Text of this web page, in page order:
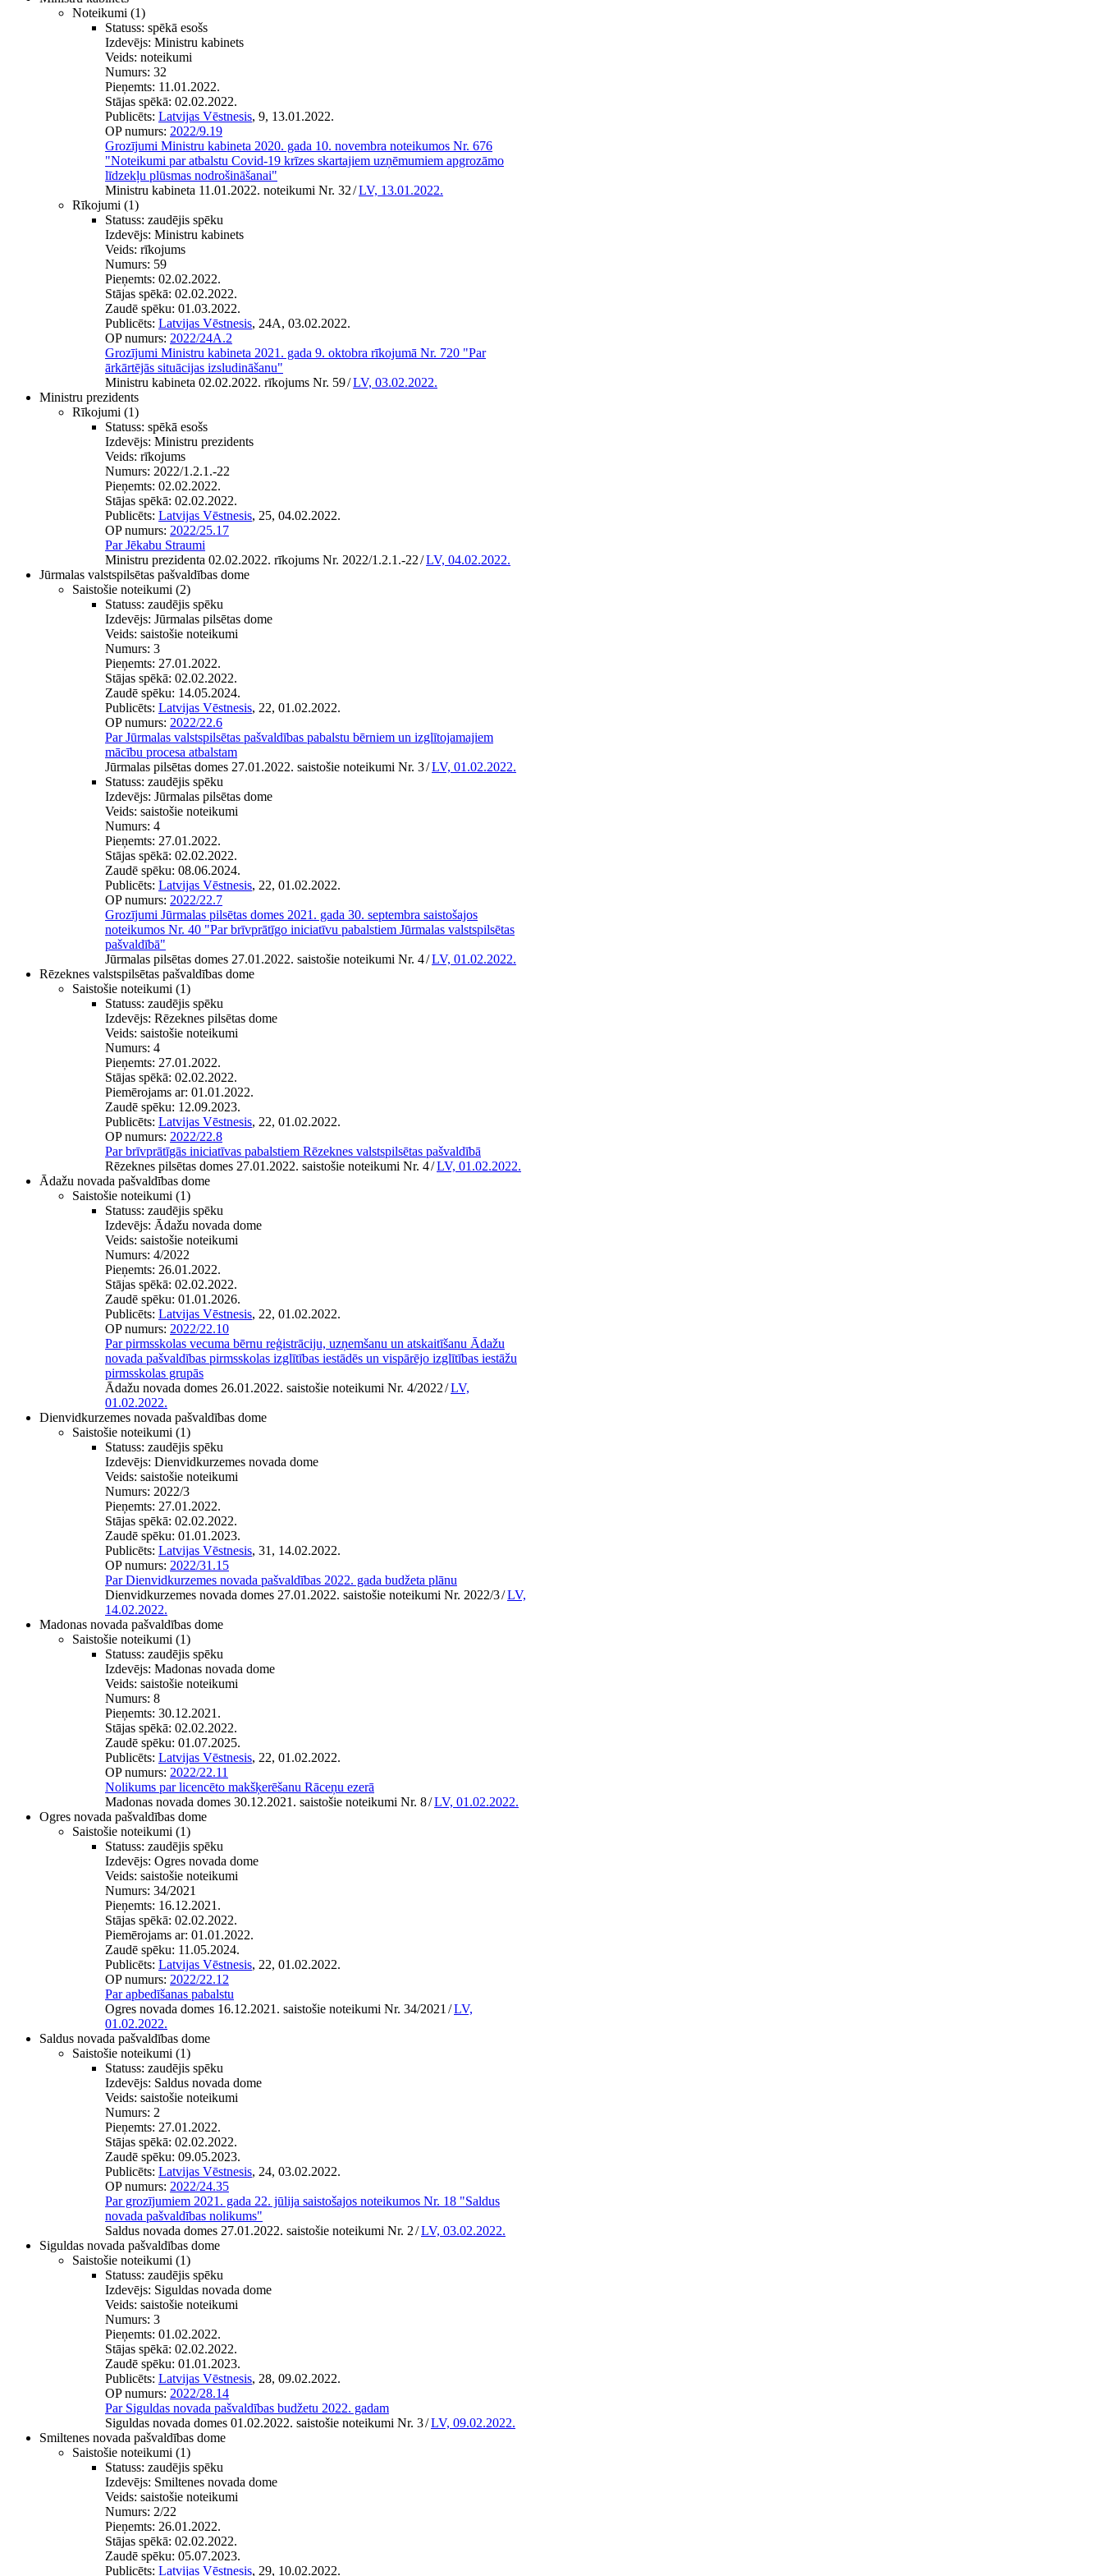
Noteikumi (1)
Statuss: spēkā esošs
Izdevējs: Ministru kabinets
Veids: noteikumi
Numurs: 32
Pieņemts: 11.01.2022.
Stājas spēkā: 02.02.2022.
Publicēts: Latvijas Vēstnesis, 9, 13.01.2022.
OP numurs: 2022/9.19
Grozījumi Ministru kabineta 2020. gada 10. novembra noteikumos Nr. 676
"Noteikumi par atbalstu Covid-19 krīzes skartajiem uzņēmumiem apgrozāmo
līdzekļu plūsmas nodrošināšanai"
Ministru kabineta 11.01.2022. noteikumi Nr. 32/LV, 13.01.2022.
Rīkojumi (1)
Statuss: zaudējis spēku
Izdevējs: Ministru kabinets
Veids: rīkojums
Numurs: 59
Pieņemts: 02.02.2022.
Stājas spēkā: 02.02.2022.
Zaudē spēku: 01.03.2022.
Publicēts: Latvijas Vēstnesis, 24A, 03.02.2022.
OP numurs: 2022/24A.2
Grozījumi Ministru kabineta 2021. gada 9. oktobra rīkojumā Nr. 720 "Par
ārkārtējās situācijas izsludināšanu"
Ministru kabineta 02.02.2022. rīkojums Nr. 59/LV, 03.02.2022.
Ministru prezidents
Rīkojumi (1)
Statuss: spēkā esošs
Izdevējs: Ministru prezidents
Veids: rīkojums
Numurs: 2022/1.2.1.-22
Pieņemts: 02.02.2022.
Stājas spēkā: 02.02.2022.
Publicēts: Latvijas Vēstnesis, 25, 04.02.2022.
OP numurs: 2022/25.17
Par Jēkabu Straumi
Ministru prezidenta 02.02.2022. rīkojums Nr. 2022/1.2.1.-22/LV, 04.02.2022.
Jūrmalas valstspilsētas pašvaldības dome
Saistošie noteikumi (2)
Statuss: zaudējis spēku
Izdevējs: Jūrmalas pilsētas dome
Veids: saistošie noteikumi
Numurs: 3
Pieņemts: 27.01.2022.
Stājas spēkā: 02.02.2022.
Zaudē spēku: 14.05.2024.
Publicēts: Latvijas Vēstnesis, 22, 01.02.2022.
OP numurs: 2022/22.6
Par Jūrmalas valstspilsētas pašvaldības pabalstu bērniem un izglītojamajiem
mācību procesa atbalstam
Jūrmalas pilsētas domes 27.01.2022. saistošie noteikumi Nr. 3/LV, 01.02.2022.
Statuss: zaudējis spēku
Izdevējs: Jūrmalas pilsētas dome
Veids: saistošie noteikumi
Numurs: 4
Pieņemts: 27.01.2022.
Stājas spēkā: 02.02.2022.
Zaudē spēku: 08.06.2024.
Publicēts: Latvijas Vēstnesis, 22, 01.02.2022.
OP numurs: 2022/22.7
Grozījumi Jūrmalas pilsētas domes 2021. gada 30. septembra saistošajos
noteikumos Nr. 40 "Par brīvprātīgo iniciatīvu pabalstiem Jūrmalas valstspilsētas
pašvaldībā"
Jūrmalas pilsētas domes 27.01.2022. saistošie noteikumi Nr. 4/LV, 01.02.2022.
Rēzeknes valstspilsētas pašvaldības dome
Saistošie noteikumi (1)
Statuss: zaudējis spēku
Izdevējs: Rēzeknes pilsētas dome
Veids: saistošie noteikumi
Numurs: 4
Pieņemts: 27.01.2022.
Stājas spēkā: 02.02.2022.
Piemērojams ar: 01.01.2022.
Zaudē spēku: 12.09.2023.
Publicēts: Latvijas Vēstnesis, 22, 01.02.2022.
OP numurs: 2022/22.8
Par brīvprātīgās iniciatīvas pabalstiem Rēzeknes valstspilsētas pašvaldībā
Rēzeknes pilsētas domes 27.01.2022. saistošie noteikumi Nr. 4/LV, 01.02.2022.
Ādažu novada pašvaldības dome
Saistošie noteikumi (1)
Statuss: zaudējis spēku
Izdevējs: Ādažu novada dome
Veids: saistošie noteikumi
Numurs: 4/2022
Pieņemts: 26.01.2022.
Stājas spēkā: 02.02.2022.
Zaudē spēku: 01.01.2026.
Publicēts: Latvijas Vēstnesis, 22, 01.02.2022.
OP numurs: 2022/22.10
Par pirmsskolas vecuma bērnu reģistrāciju, uzņemšanu un atskaitīšanu Ādažu
novada pašvaldības pirmsskolas izglītības iestādēs un vispārējo izglītības iestāžu
pirmsskolas grupās
Ādažu novada domes 26.01.2022. saistošie noteikumi Nr. 4/2022/LV,
01.02.2022.
Dienvidkurzemes novada pašvaldības dome
Saistošie noteikumi (1)
Statuss: zaudējis spēku
Izdevējs: Dienvidkurzemes novada dome
Veids: saistošie noteikumi
Numurs: 2022/3
Pieņemts: 27.01.2022.
Stājas spēkā: 02.02.2022.
Zaudē spēku: 01.01.2023.
Publicēts: Latvijas Vēstnesis, 31, 14.02.2022.
OP numurs: 2022/31.15
Par Dienvidkurzemes novada pašvaldības 2022. gada budžeta plānu
Dienvidkurzemes novada domes 27.01.2022. saistošie noteikumi Nr. 2022/3/LV,
14.02.2022.
Madonas novada pašvaldības dome
Saistošie noteikumi (1)
Statuss: zaudējis spēku
Izdevējs: Madonas novada dome
Veids: saistošie noteikumi
Numurs: 8
Pieņemts: 30.12.2021.
Stājas spēkā: 02.02.2022.
Zaudē spēku: 01.07.2025.
Publicēts: Latvijas Vēstnesis, 22, 01.02.2022.
OP numurs: 2022/22.11
Nolikums par licencēto makšķerēšanu Rāceņu ezerā
Madonas novada domes 30.12.2021. saistošie noteikumi Nr. 8/LV, 01.02.2022.
Ogres novada pašvaldības dome
Saistošie noteikumi (1)
Statuss: zaudējis spēku
Izdevējs: Ogres novada dome
Veids: saistošie noteikumi
Numurs: 34/2021
Pieņemts: 16.12.2021.
Stājas spēkā: 02.02.2022.
Piemērojams ar: 01.01.2022.
Zaudē spēku: 11.05.2024.
Publicēts: Latvijas Vēstnesis, 22, 01.02.2022.
OP numurs: 2022/22.12
Par apbedīšanas pabalstu
Ogres novada domes 16.12.2021. saistošie noteikumi Nr. 34/2021 /LV,
01.02.2022.
Saldus novada pašvaldības dome
Saistošie noteikumi (1)
Statuss: zaudējis spēku
Izdevējs: Saldus novada dome
Veids: saistošie noteikumi
Numurs: 2
Pieņemts: 27.01.2022.
Stājas spēkā: 02.02.2022.
Zaudē spēku: 09.05.2023.
Publicēts: Latvijas Vēstnesis, 24, 03.02.2022.
OP numurs: 2022/24.35
Par grozījumiem 2021. gada 22. jūlija saistošajos noteikumos Nr. 18 "Saldus
novada pašvaldības nolikums"
Saldus novada domes 27.01.2022. saistošie noteikumi Nr. 2/LV, 03.02.2022.
Siguldas novada pašvaldības dome
Saistošie noteikumi (1)
Statuss: zaudējis spēku
Izdevējs: Siguldas novada dome
Veids: saistošie noteikumi
Numurs: 3
Pieņemts: 01.02.2022.
Stājas spēkā: 02.02.2022.
Zaudē spēku: 01.01.2023.
Publicēts: Latvijas Vēstnesis, 28, 09.02.2022.
OP numurs: 2022/28.14
Par Siguldas novada pašvaldības budžetu 2022. gadam
Siguldas novada domes 01.02.2022. saistošie noteikumi Nr. 3/LV, 09.02.2022.
Smiltenes novada pašvaldības dome
Saistošie noteikumi (1)
Statuss: zaudējis spēku
Izdevējs: Smiltenes novada dome
Veids: saistošie noteikumi
Numurs: 2/22
Pieņemts: 26.01.2022.
Stājas spēkā: 02.02.2022.
Zaudē spēku: 05.07.2023.
Publicēts: Latvijas Vēstnesis, 29, 10.02.2022.